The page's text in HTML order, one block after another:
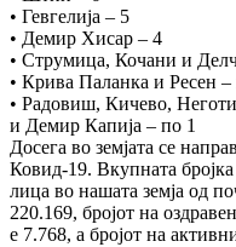
• Гевгелија – 5
• Демир Хисар – 4
• Струмица, Кочани и
• Крива Паланка и Ресен –
• Радовиш, Кичево,
и Демир Капија – по 1
Досега во земјата се
Ковид-19. Вкупната
лица во нашата земја од
220.169, бројот на
е 7.768, а бројот на